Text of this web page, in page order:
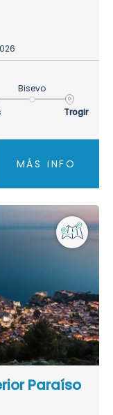
Bisevo
Trogir
MÁS INFO
Paraíso